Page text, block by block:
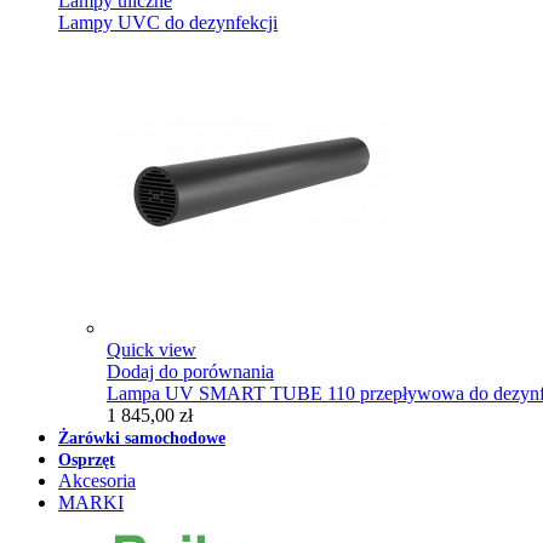
Lampy UVC do dezynfekcji
Quick view
Dodaj do porównania
Lampa UV SMART TUBE 110 przepływowa do
1 845,00 zł
Żarówki samochodowe
Osprzęt
Akcesoria
MARKI